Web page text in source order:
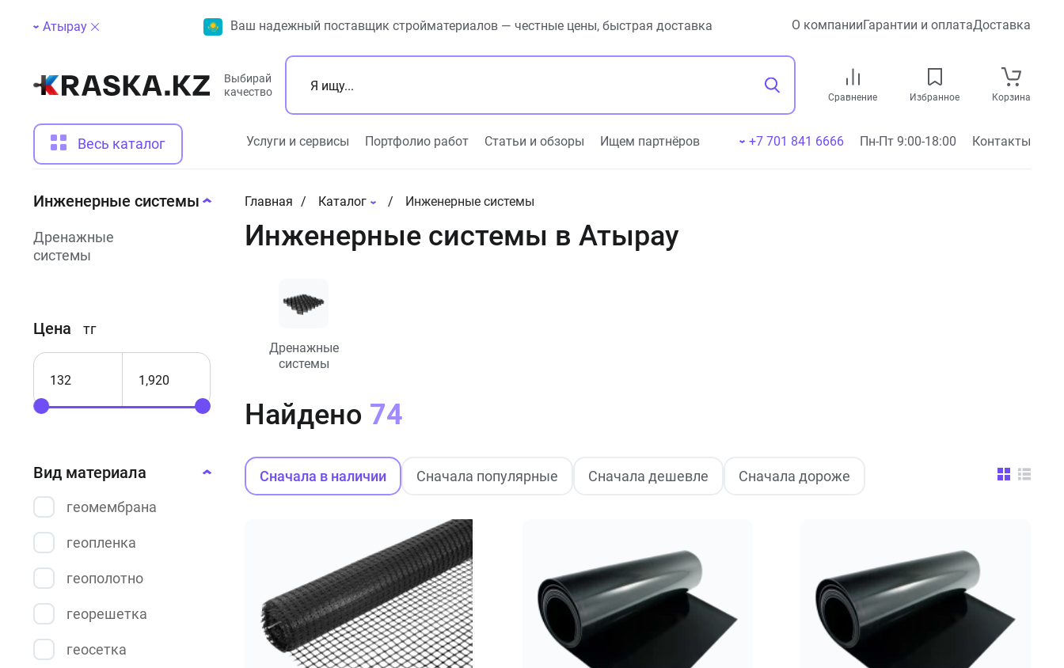
Атырау Ваш надежный поставщик стройматериалов — честные цены, быстрая доставка О компанииГарантии и оплатаДоставка
Выбирай
качество
Сравнение Избранное Корзина
Весь каталог Услуги и сервисы Портфолио работ Статьи и обзоры Ищем партнёров +7 701 841 6666 Пн-Пт 9:00-18:00 Контакты
Инженерные системы
Дренажные
системы
Цена тг
Вид материала
геомембрана
геопленка
геополотно
георешетка
геосетка
Главная Каталог Инженерные системы
Инженерные системы в Атырау
Дренажные
системы
Сначала в наличии Сначала популярные Сначала дешевле Сначала дороже
Найдено 74